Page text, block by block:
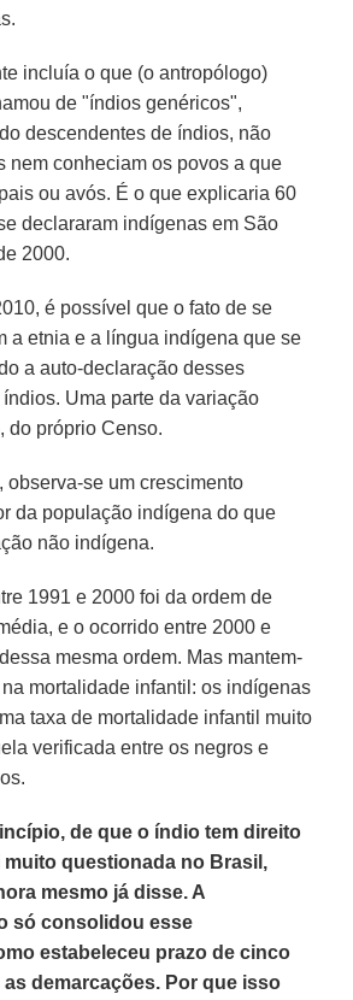
incluía o que (o antropólogo)
de "índios genéricos",
descendentes de índios, não
nem conheciam os povos a que
ou avós. É o que explicaria 60
declararam indígenas em São
2000.
é possível que o fato de se
a etnia e a língua indígena que se
a auto-declaração desses
Uma parte da variação
do próprio Censo.
observa-se um crescimento
da população indígena do que
não indígena.
1991 e 2000 foi da ordem de
e o ocorrido entre 2000 e
mesma ordem. Mas mantem-
mortalidade infantil: os indígenas
taxa de mortalidade infantil muito
verificada entre os negros e
de que o índio tem direito
muito questionada no Brasil,
mesmo já disse. A
só consolidou esse
estabeleceu prazo de cinco
demarcações. Por que isso